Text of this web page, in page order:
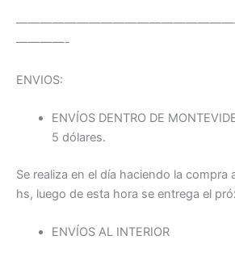
————-
ENVIOS:
ENVÍOS DENTRO DE
5 dólares.
Se realiza en el día haciendo la compra
hs, luego de esta hora se entrega el
ENVÍOS AL INTERIOR